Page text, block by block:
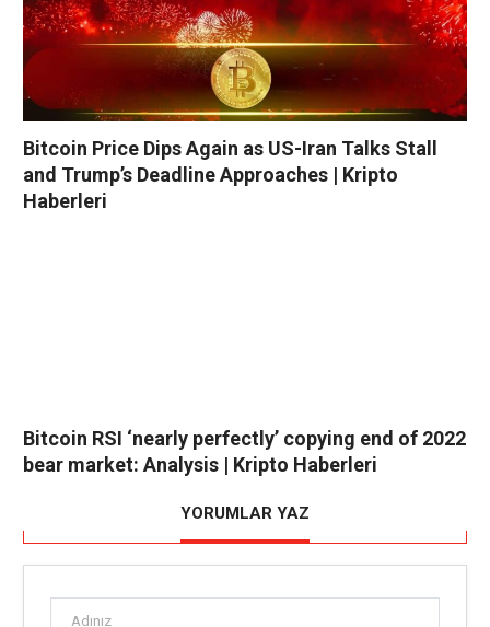
Bitcoin Price Dips Again as US-Iran Talks Stall
and Trump’s Deadline Approaches | Kripto
Haberleri
Bitcoin RSI ‘nearly perfectly’ copying end of 2022
bear market: Analysis | Kripto Haberleri
YORUMLAR YAZ